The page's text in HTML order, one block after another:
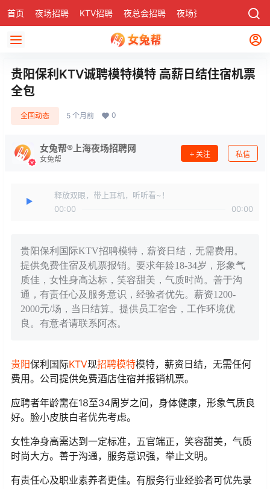
首页 夜场招聘 KTV招聘 夜总会招聘 夜场资讯 社区
贵阳保利KTV诚聘模特模特 高薪日结住宿机票
全包
全国动态 5 个月前 0
女兔帮®上海夜场招聘网
女兔帮
关注 私信
释放双眼，带上耳机，听听看~！
00:00
00:00
贵阳保利国际KTV招聘模特，薪资日结，无需费用。
提供免费住宿及机票报销。要求年龄18-34岁，形象气
质佳，女性身高达标，笑容甜美，气质时尚。善于沟
通，有责任心及服务意识，经验者优先。薪资1200-
2000元/场，当日结算。提供员工宿舍，工作环境优
良。有意者请联系阿杰。
贵阳保利国际KTV现招聘模特模特，薪资日结，无需任何
费用。公司提供免费酒店住宿并报销机票。
应聘者年龄需在18至34周岁之间，身体健康，形象气质良
好。脸小皮肤白者优先考虑。
女性净身高需达到一定标准，五官端正，笑容甜美，气质
时尚大方。善于沟通，服务意识强，举止文明。
有责任心及职业素养者更佳。有服务行业经验者可优先录